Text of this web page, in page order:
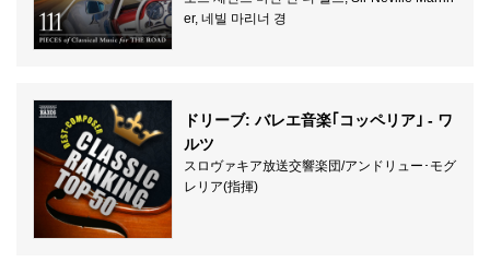
er, 네빌 마리너 경
ドリーブ: バレエ音楽｢コッペリア｣ - ワ
ルツ
スロヴァキア放送交響楽団/アンドリュー･モグ
レリア(指揮)